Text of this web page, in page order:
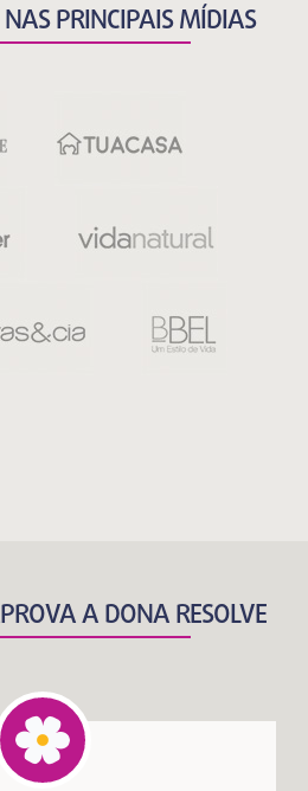
PRINCIPAIS MÍDIAS
A DONA RESOLVE